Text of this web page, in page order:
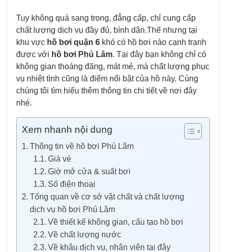
Tuy không quá sang trọng, đẳng cấp, chỉ cung cấp
chất lượng dịch vụ đầy đủ, bình dân.Thế nhưng tại
khu vực hồ bơi quận 6 khó có hồ bơi nào cạnh tranh
được với hồ bơi Phú Lâm. Tại đây bạn không chỉ có
không gian thoáng đãng, mát mẻ, mà chất lượng phục
vụ nhiệt tình cũng là điểm nổi bật của hồ này. Cùng
chúng tôi tìm hiểu thêm thông tin chi tiết về nơi đây
nhé.
Xem nhanh nội dung
Thông tin về hồ bơi Phú Lâm
Giá vé
Giờ mở cửa & suất bơi
Số điện thoại
Tổng quan về cơ sở vật chất và chất lượng
dịch vụ hồ bơi Phú Lâm
Về thiết kế không gian, cấu tạo hồ bơi
Về chất lượng nước
Về khâu dịch vụ, nhân viên tại đây